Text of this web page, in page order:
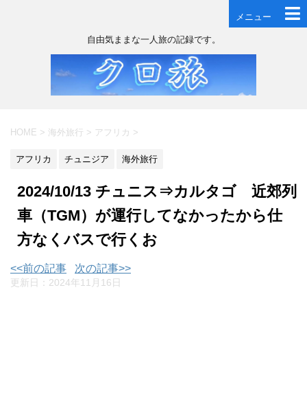
メニュー
自由気ままな一人旅の記録です。
HOME > 海外旅行 > アフリカ >
アフリカ チュニジア 海外旅行
2024/10/13 チュニス⇒カルタゴ 近郊列
車（TGM）が運行してなかったから仕
方なくバスで行くお
<<前の記事 次の記事>>
更新日： 2024年11月16日